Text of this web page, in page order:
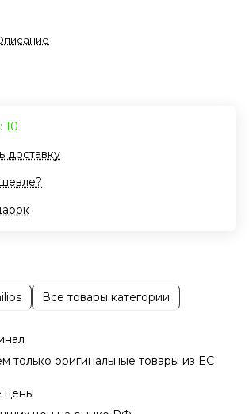
10
доставку
Все товары категории
только оригинальные товары из EC
цены